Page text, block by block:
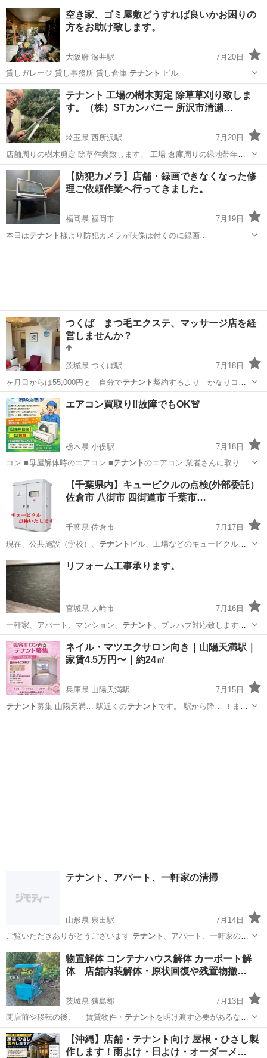
可能） …
茨城 小美玉市 羽鳥駅 便利屋 建物
空き家、ゴミ屋敷どうすれば良いかお困りの
方をお助け致します。
大阪府 深井駅
7月20日
貸しガレージ 貸し事務所 貸し倉庫 テナント ビル
大阪 堺市 深井駅 遺品整理
テナント 工場の樹木剪定 除草草刈り致しま
す。（株）STカンパニー 所沢市清瀬…
埼玉県 西所沢駅
7月20日
店舗周りの樹木剪定 除草作業致します。 工場 倉庫周りの緑地帯年間
管理も致します。 お気軽にお問い合わせ下さい。 電話 メール連絡後
現場確認 お話しを伺い お見積もり書作成 作業日確定 作業 完了確認後
作業代御請求...
埼玉 所沢市 西所沢駅 剪定/造園 テナント
【防犯カメラ】店舗・録画できなくなった修
理ご依頼作業へ行ってきました。
福岡県 福岡市
7月19日
本日はテナント様より防犯カメラが映像は付くのに録画…
つくば まつ毛エクステ、マッサージ店を経
営しませんか？
茨城県 つくば駅
7月18日
ヶ月目からは55,000円と 自分でテナント契約するより かなりコス
トを押さえて…
茨城 つくば市 つくば駅 その他 料金
エアコン買取り‼️故障でもOK🚨
栃木県 小俣駅
7月18日
コン ■母屋解体時のエアコン ■テナントのエアコン 業者さんに取り外
し依…
栃木 足利市 小俣駅 不用品買取 テナント
【千葉県内】キュービクルの点検(外部委託）
佐倉市 八街市 四街道市 千葉市…
千葉県 佐倉市
7月17日
現在、公共施設（学校）、 テナント ビル、工場などのキュービクルの
点検を…
千葉 佐倉市 無料
リフォーム工事承ります。
宮城県 大崎市
7月16日
一軒家、アパート、マンション、 テナント
、プレハブ対応致します。
お見…
宮城 大崎市 その他
ネイル・マツエクサロン向き｜山陽天満駅｜
家賃4.5万円〜｜約24㎡
兵庫県 山陽天満駅
7月15日
テナント
募集 山陽天満… 駅近くのテナント です。 駅から降… ！まっ
テナント、アパート、一軒家の清掃
山形県 泉田駅
7月14日
ご覧いただきありがとうございます テナント 、アパート、一軒家の清
掃をいたします…
山形 新庄市 泉田駅 ハウスクリーニング
物置解体 コンテナハウス解体 カーポート解
体 店舗内装解体・原状回復や残置物撤…
茨城県 猿島郡
7月13日
閉店前や移転の後、 ・賃貸物件・ テナント を明け渡す必要があるな
ど、急ぎの整理…
茨城 猿島郡 便利屋 カーポート
【沖縄】店舗・テナント向け 屋根・ひさし製
作します！雨よけ・日よけ・オーダーメ…